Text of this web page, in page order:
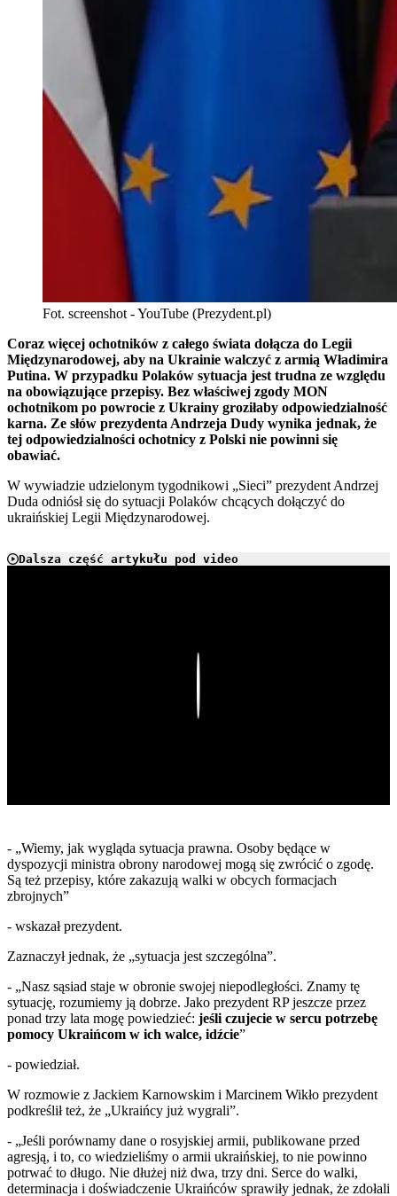
Fot. screenshot - YouTube (Prezydent.pl)
Coraz więcej ochotników z całego świata dołącza do Legii
Międzynarodowej, aby na Ukrainie walczyć z armią Władimira
Putina. W przypadku Polaków sytuacja jest trudna ze względu
na obowiązujące przepisy. Bez właściwej zgody MON
ochotnikom po powrocie z Ukrainy groziłaby odpowiedzialność
karna. Ze słów prezydenta Andrzeja Dudy wynika jednak, że
tej odpowiedzialności ochotnicy z Polski nie powinni się
obawiać.
W wywiadzie udzielonym tygodnikowi „Sieci” prezydent Andrzej
Duda odniósł się do sytuacji Polaków chcących dołączyć do
ukraińskiej Legii Międzynarodowej.
Dalsza część artykułu pod video
- „Wiemy, jak wygląda sytuacja prawna. Osoby będące w
dyspozycji ministra obrony narodowej mogą się zwrócić o zgodę.
Są też przepisy, które zakazują walki w obcych formacjach
zbrojnych”
- wskazał prezydent.
Zaznaczył jednak, że „sytuacja jest szczególna”.
- „Nasz sąsiad staje w obronie swojej niepodległości. Znamy tę
sytuację, rozumiemy ją dobrze. Jako prezydent RP jeszcze przez
ponad trzy lata mogę powiedzieć: jeśli czujecie w sercu potrzebę
pomocy Ukraińcom w ich walce, idźcie”
- powiedział.
W rozmowie z Jackiem Karnowskim i Marcinem Wikło prezydent
podkreślił też, że „Ukraińcy już wygrali”.
- „Jeśli porównamy dane o rosyjskiej armii, publikowane przed
agresją, i to, co wiedzieliśmy o armii ukraińskiej, to nie powinno
potrwać to długo. Nie dłużej niż dwa, trzy dni. Serce do walki,
determinacja i doświadczenie Ukraińców sprawiły jednak, że zdołali